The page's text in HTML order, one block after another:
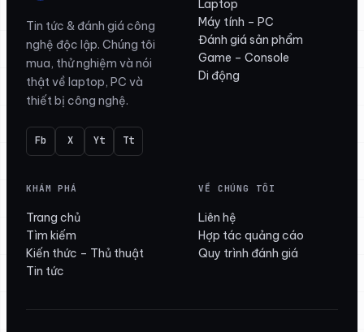
Tin tức & đánh giá công
nghệ độc lập. Chúng tôi
mua, thử nghiệm và nói
thật về laptop, PC và
thiết bị công nghệ.
Fb X Yt Tt
Laptop
Máy tính – PC
Đánh giá sản phẩm
Game – Console
Di động
KHÁM PHÁ
Trang chủ
Tìm kiếm
Kiến thức – Thủ thuật
Tin tức
VỀ CHÚNG TÔI
Liên hệ
Hợp tác quảng cáo
Quy trình đánh giá